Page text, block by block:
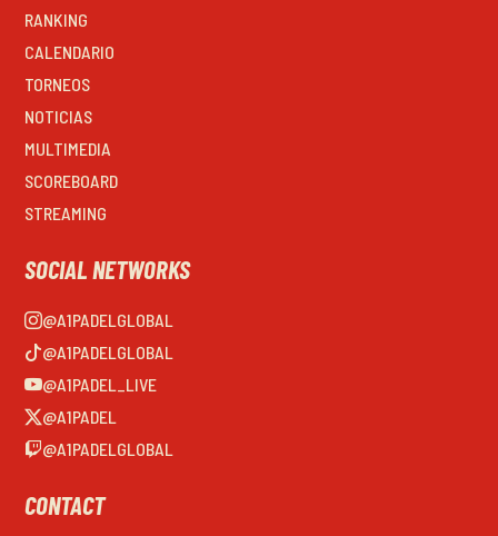
RANKING
CALENDARIO
TORNEOS
NOTICIAS
MULTIMEDIA
SCOREBOARD
STREAMING
SOCIAL NETWORKS
@A1PADELGLOBAL
@A1PADELGLOBAL
@A1PADEL_LIVE
@A1PADEL
@A1PADELGLOBAL
CONTACT